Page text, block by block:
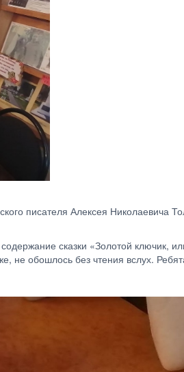
писателя Алексея Николаевича
сказки «Золотой ключик,
не обошлось без чтения вслух.